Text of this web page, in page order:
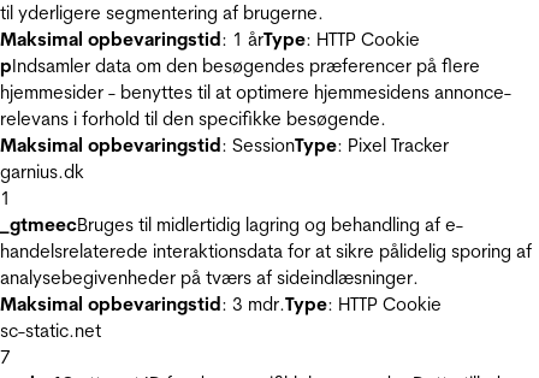
til yderligere segmentering af brugerne.
Maksimal opbevaringstid: 1 årType: HTTP Cookie
pIndsamler data om den besøgendes præferencer på flere
hjemmesider - benyttes til at optimere hjemmesidens annonce-
relevans i forhold til den specifikke besøgende.
Maksimal opbevaringstid: SessionType: Pixel Tracker
garnius.dk
1
_gtmeecBruges til midlertidig lagring og behandling af e-
handelsrelaterede interaktionsdata for at sikre pålidelig sporing af
analysebegivenheder på tværs af sideindlæsninger.
Maksimal opbevaringstid: 3 mdr.Type: HTTP Cookie
sc-static.net
7